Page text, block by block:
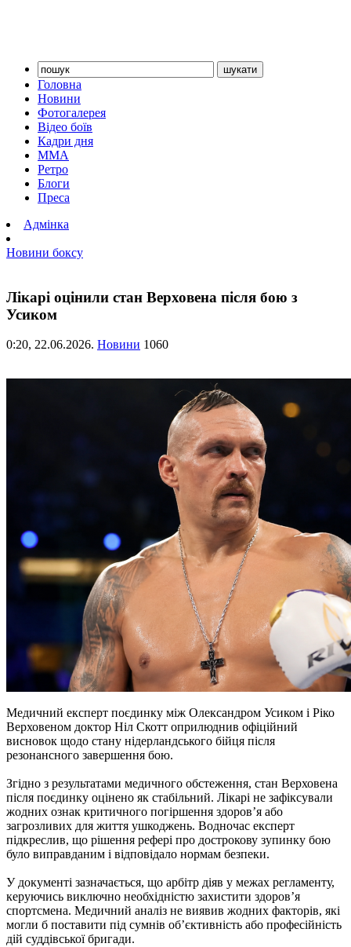
Головна
Новини
Фотогалерея
Відео боїв
Кадри дня
ММА
Ретро
Блоги
Преса
Адмінка
Новини боксу
Лікарі оцінили стан Верховена після бою з
Усиком
0:20, 22.06.2026. Новини 1060
Медичний експерт поєдинку між Олександром Усиком і Ріко
Верховеном доктор Ніл Скотт оприлюднив офіційний
висновок щодо стану нідерландського бійця після
резонансного завершення бою.
Згідно з результатами медичного обстеження, стан Верховена
після поєдинку оцінено як стабільний. Лікарі не зафіксували
жодних ознак критичного погіршення здоров’я або
загрозливих для життя ушкоджень. Водночас експерт
підкреслив, що рішення рефері про дострокову зупинку бою
було виправданим і відповідало нормам безпеки.
У документі зазначається, що арбітр діяв у межах регламенту,
керуючись виключно необхідністю захистити здоров’я
спортсмена. Медичний аналіз не виявив жодних факторів, які
могли б поставити під сумнів об’єктивність або професійність
дій суддівської бригади.